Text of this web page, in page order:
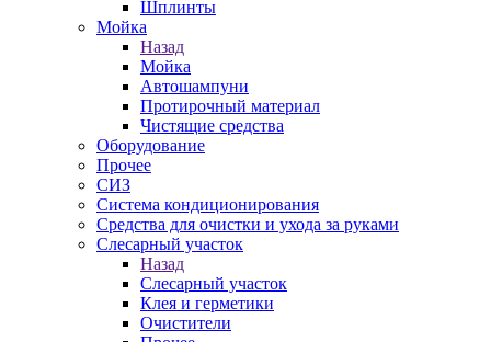
Шплинты
Мойка
Назад
Мойка
Автошампуни
Протирочный материал
Чистящие средства
Оборудование
Прочее
СИЗ
Система кондиционирования
Средства для очистки и ухода за руками
Слесарный участок
Назад
Слесарный участок
Клея и герметики
Очистители